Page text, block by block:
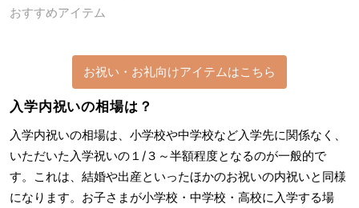
おすすめアイテム
お祝い・お礼向けアイテムはこちら
入学内祝いの相場は？
入学内祝いの相場は、小学校や中学校など入学先に関係なく、
いただいた入学祝いの１/３～半額程度となるのが一般的で
す。これは、結婚や出産といったほかのお祝いの内祝いと同様
になります。お子さまが小学校・中学校・高校に入学する場